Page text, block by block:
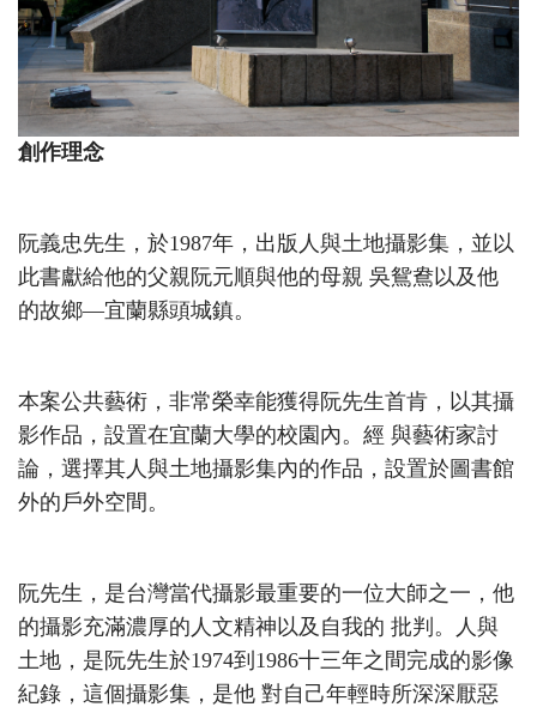
創作理念
阮義忠先生，於1987年，出版人與土地攝影集，並以
此書獻給他的父親阮元順與他的母親 吳鴛鴦以及他
的故鄉—宜蘭縣頭城鎮。
本案公共藝術，非常榮幸能獲得阮先生首肯，以其攝
影作品，設置在宜蘭大學的校園內。經 與藝術家討
論，選擇其人與土地攝影集內的作品，設置於圖書館
外的戶外空間。
阮先生，是台灣當代攝影最重要的一位大師之一，他
的攝影充滿濃厚的人文精神以及自我的 批判。人與
土地，是阮先生於1974到1986十三年之間完成的影像
紀錄，這個攝影集，是他 對自己年輕時所深深厭惡